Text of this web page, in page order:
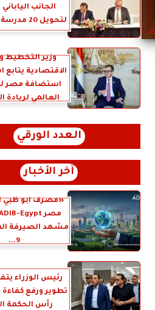
الجانب
لتحويل 20 مدرسة للتعليم...
وزير التخطيط
الاقتصادية يتابع
استضافة مصر
العالمي لريادة
العدد الورقي
آخر الأخبار
«مصرف أبو ظبي
مشهد الصيرفة
9...
رئيس الوزراء
تطوير ورفع
رأس الحكمة